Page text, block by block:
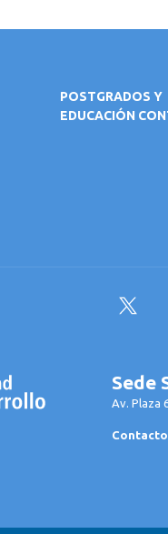
POSTGRADOS Y
EDUCACIÓN
Twitter
Sede
Av. Plaza
Contacto